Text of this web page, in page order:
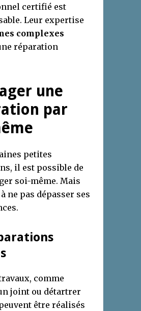
certifié est
Leur expertise
complexes
réparation
une
par
petites
il est possible de
soi-même. Mais
ne pas dépasser ses
comme
joint ou détartrer
être réalisés